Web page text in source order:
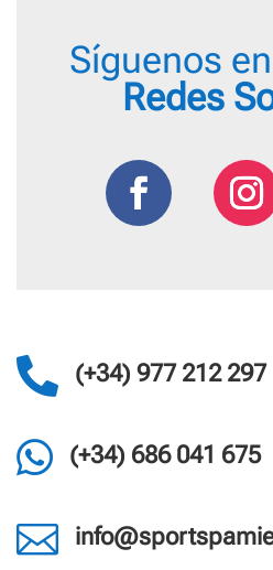
Síguenos
Redes
 (+34) 977 212 297
 (+34) 686 041 675
